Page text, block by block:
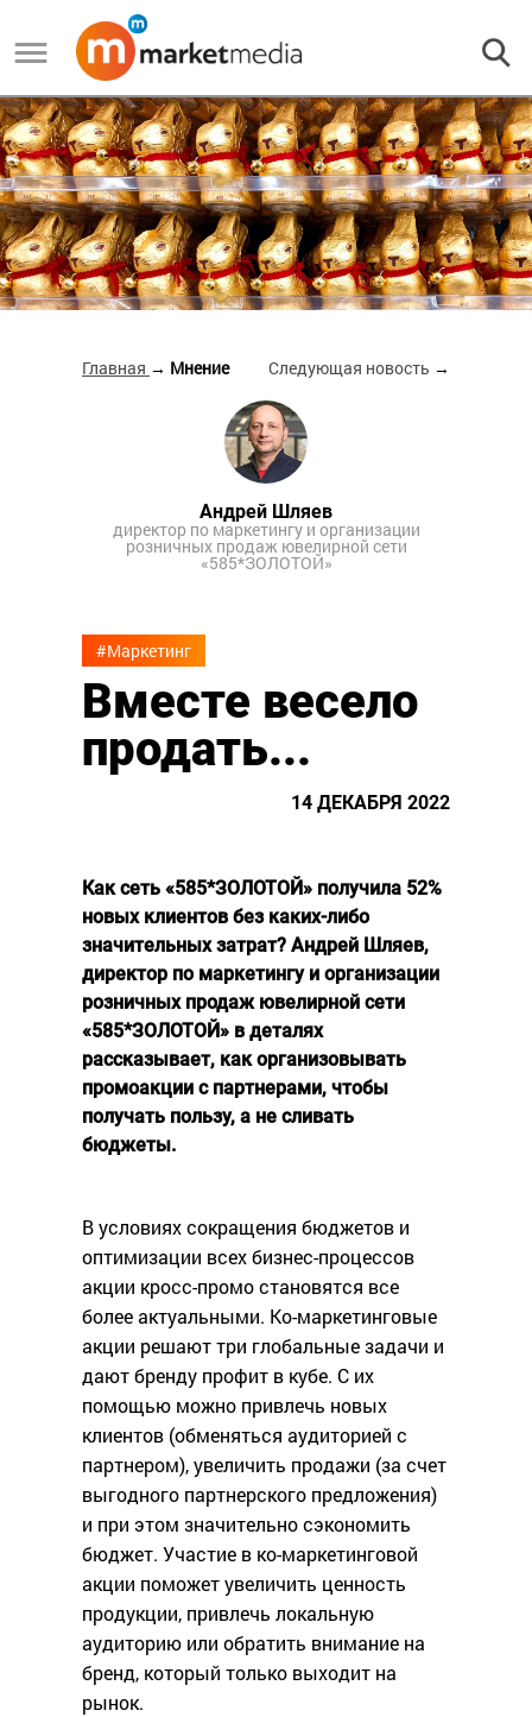
Главная → Мнение Следующая новость →
Андрей Шляев
директор по маркетингу и организации
розничных продаж ювелирной сети
«585*ЗОЛОТОЙ»
#Маркетинг
Вместе весело
продать...
14 ДЕКАБРЯ 2022
Как сеть «585*ЗОЛОТОЙ» получила 52%
новых клиентов без каких-либо
значительных затрат? Андрей Шляев,
директор по маркетингу и организации
розничных продаж ювелирной сети
«585*ЗОЛОТОЙ» в деталях
рассказывает, как организовывать
промоакции с партнерами, чтобы
получать пользу, а не сливать
бюджеты.
В условиях сокращения бюджетов и
оптимизации всех бизнес-процессов
акции кросс-промо становятся все
более актуальными. Ко-маркетинговые
акции решают три глобальные задачи и
дают бренду профит в кубе. С их
помощью можно привлечь новых
клиентов (обменяться аудиторией с
партнером), увеличить продажи (за счет
выгодного партнерского предложения)
и при этом значительно сэкономить
бюджет. Участие в ко-маркетинговой
акции поможет увеличить ценность
продукции, привлечь локальную
аудиторию или обратить внимание на
бренд, который только выходит на
рынок.